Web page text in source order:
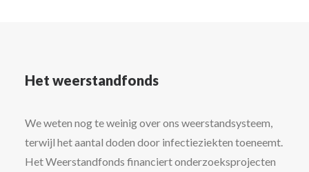
Het weerstandfonds
We weten nog te weinig over ons weerstandsysteem,
terwijl het aantal doden door infectieziekten toeneemt.
Het Weerstandfonds financiert onderzoeksprojecten